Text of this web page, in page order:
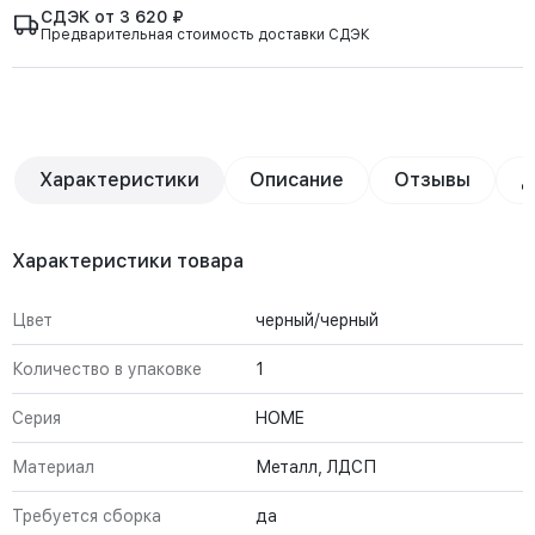
СДЭК от 3 620 ₽
Предварительная стоимость доставки СДЭК
Характеристики Описание Отзывы
Характеристики товара
Цвет черный/черный
Количество в упаковке 1
Серия HOME
Материал Металл, ЛДСП
Требуется сборка да